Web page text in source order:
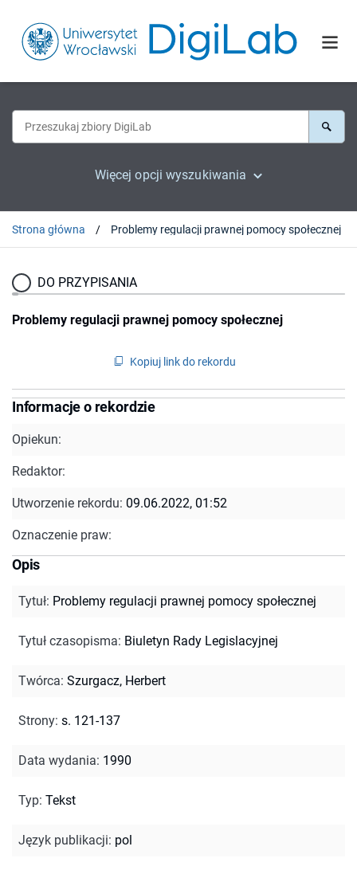
Więcej opcji wyszukiwania
Strona główna Problemy regulacji prawnej pomocy społecznej
DO PRZYPISANIA
Problemy regulacji prawnej pomocy społecznej
Kopiuj link do rekordu
Informacje o rekordzie
Opiekun:
Redaktor:
Utworzenie rekordu: 09.06.2022, 01:52
Oznaczenie praw:
Opis
Tytuł: Problemy regulacji prawnej pomocy społecznej
Tytuł czasopisma: Biuletyn Rady Legislacyjnej
Twórca: Szurgacz, Herbert
Strony: s. 121-137
Data wydania: 1990
Typ: Tekst
Język publikacji: pol